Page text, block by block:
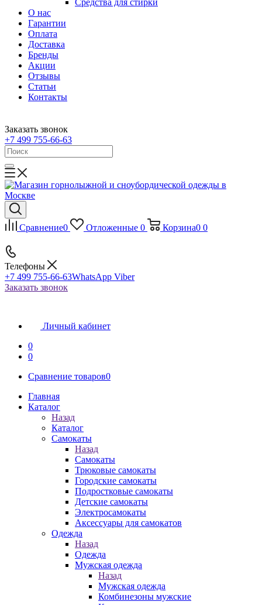
Средства для стирки
О нас
Гарантии
Оплата
Доставка
Бренды
Акции
Отзывы
Статьи
Контакты
Заказать звонок
+7 499 755-66-63
Сравнение0 Отложенные 0 Корзина0 0
Телефоны
+7 499 755-66-63WhatsApp Viber
Заказать звонок
Личный кабинет
0
0
Сравнение товаров0
Главная
Каталог
Назад
Каталог
Самокаты
Назад
Самокаты
Трюковые самокаты
Городские самокаты
Подростковые самокаты
Детские самокаты
Электросамокаты
Аксессуары для самокатов
Одежда
Назад
Одежда
Мужская одежда
Назад
Мужская одежда
Комбинезоны мужские